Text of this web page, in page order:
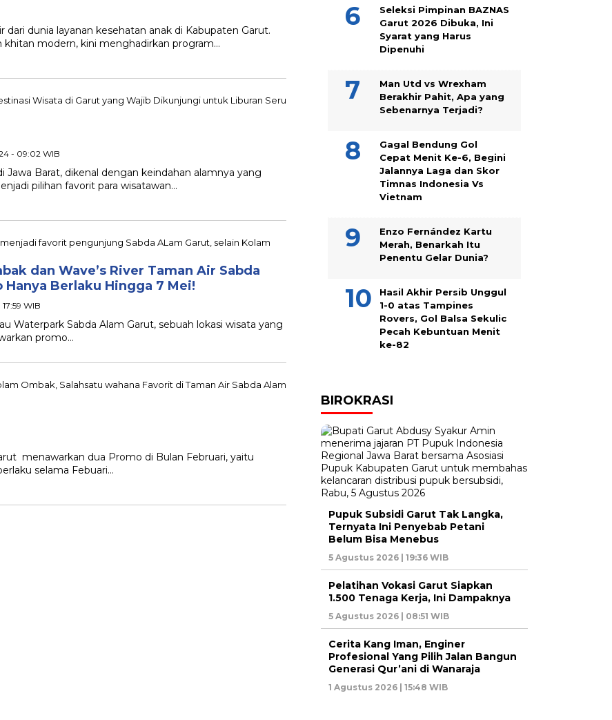
dari dunia layanan kesehatan anak di Kabupaten Garut.
khitan modern, kini menghadirkan program…
- 09:02 WIB
Jawa Barat, dikenal dengan keindahan alamnya yang
pilihan favorit para wisatawan…
dan Wave’s River Taman Air Sabda
Berlaku Hingga 7 Mei!
WIB
Waterpark Sabda Alam Garut, sebuah lokasi wisata yang
promo…
menawarkan dua Promo di Bulan Februari, yaitu
selama Febuari…
Seleksi Pimpinan BAZNAS
Garut 2026 Dibuka, Ini
Syarat yang Harus
Dipenuhi
Man Utd vs Wrexham
Berakhir Pahit, Apa yang
Sebenarnya Terjadi?
Gagal Bendung Gol
Cepat Menit Ke-6, Begini
Jalannya Laga dan Skor
Timnas Indonesia Vs
Vietnam
Enzo Fernández Kartu
Merah, Benarkah Itu
Penentu Gelar Dunia?
Hasil Akhir Persib Unggul
1-0 atas Tampines
Rovers, Gol Balsa Sekulic
Pecah Kebuntuan Menit
ke-82
BIROKRASI
Pupuk Subsidi Garut Tak Langka,
Ternyata Ini Penyebab Petani
Belum Bisa Menebus
5 Agustus 2026 | 19:36 WIB
Pelatihan Vokasi Garut Siapkan
1.500 Tenaga Kerja, Ini Dampaknya
5 Agustus 2026 | 08:51 WIB
Cerita Kang Iman, Enginer
Profesional Yang Pilih Jalan Bangun
Generasi Qur’ani di Wanaraja
1 Agustus 2026 | 15:48 WIB